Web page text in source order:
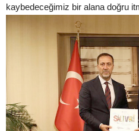
kaybedeceğimiz bir alana doğru